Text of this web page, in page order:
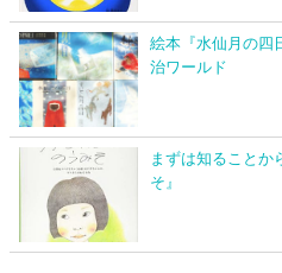
絵本『水仙月の四
治ワールド
まずは知ることか
そ』